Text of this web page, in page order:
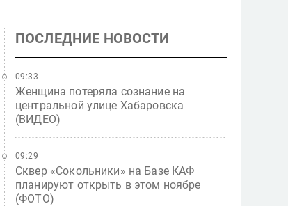
ПОСЛЕДНИЕ НОВОСТИ
Женщина потеряла сознание на
центральной улице Хабаровска
(ВИДЕО)
09:33
Сквер «Сокольники» на Базе КАФ
планируют открыть в этом ноябре
(ФОТО)
09:29